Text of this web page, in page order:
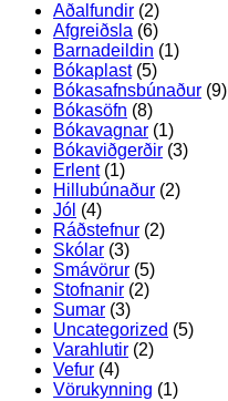
Aðalfundir (2)
Afgreiðsla (6)
Barnadeildin (1)
Bókaplast(5)
Bókasafnsbúnaður (9)
Bókasöfn (8)
Bókavagnar (1)
Bókaviðgerðir (3)
Erlent(1)
Hillubúnaður (2)
Jól (4)
Ráðstefnur (2)
Skólar (3)
Smávörur (5)
Stofnanir (2)
Sumar (3)
Uncategorized (5)
Varahlutir (2)
Vefur (4)
Vörukynning (1)